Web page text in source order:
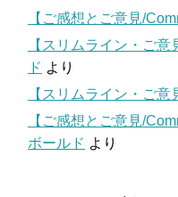
【ご感想とご意見/
【スリムライン・ご意
ド より
【スリムライン・ご意
【ご感想とご意見/
ボールド より